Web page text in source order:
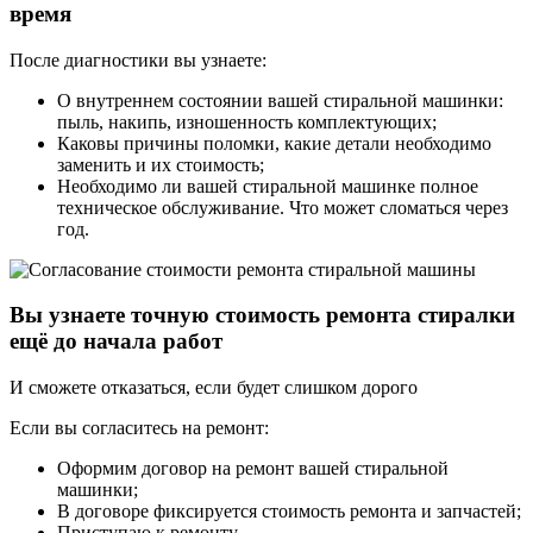
время
После диагностики вы узнаете:
О внутреннем состоянии вашей стиральной машинки:
пыль, накипь, изношенность комплектующих;
Каковы причины поломки, какие детали необходимо
заменить и их стоимость;
Необходимо ли вашей стиральной машинке полное
техническое обслуживание. Что может сломаться через
год.
Вы узнаете точную стоимость ремонта стиралки
ещё до начала работ
И сможете отказаться, если будет слишком дорого
Если вы согласитесь на ремонт:
Оформим договор на ремонт вашей стиральной
машинки;
В договоре фиксируется стоимость ремонта и запчастей;